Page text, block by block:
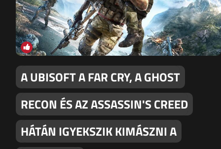
A UBISOFT A FAR CRY, A GHOST
RECON ÉS AZ ASSASSIN'S CREED
HÁTÁN IGYEKSZIK KIMÁSZNI A